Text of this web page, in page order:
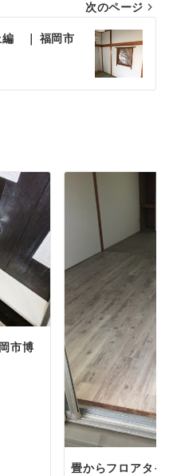
次のページ
編 ｜ 福岡市
市博
畳からフロアタ